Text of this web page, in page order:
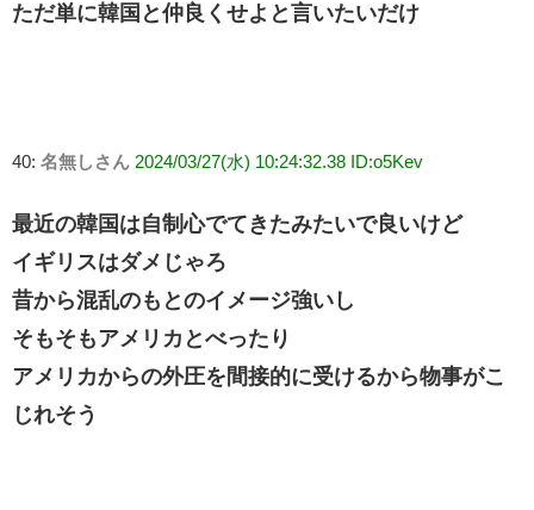
ただ単に韓国と仲良くせよと言いたいだけ
40: 名無しさん 2024/03/27(水) 10:24:32.38 ID:o5Kev
最近の韓国は自制心でてきたみたいで良いけど
イギリスはダメじゃろ
昔から混乱のもとのイメージ強いし
そもそもアメリカとべったり
アメリカからの外圧を間接的に受けるから物事がこ
じれそう